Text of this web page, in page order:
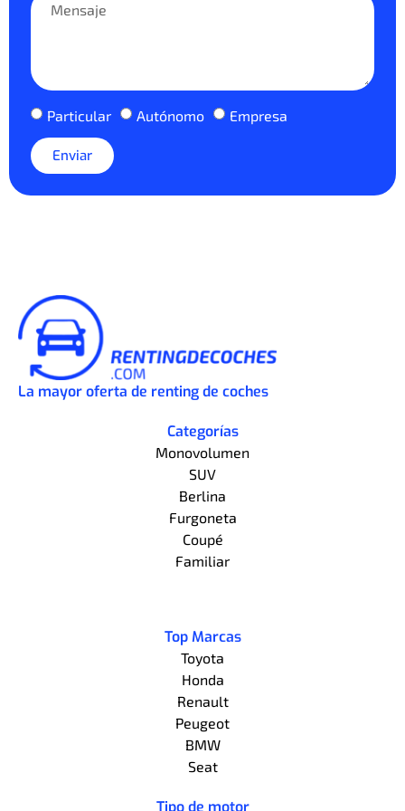
Particular Autónomo Empresa
Enviar
La mayor oferta de renting de coches
Categorías
Monovolumen
SUV
Berlina
Furgoneta
Coupé
Familiar
Top Marcas
Toyota
Honda
Renault
Peugeot
BMW
Seat
Tipo de motor